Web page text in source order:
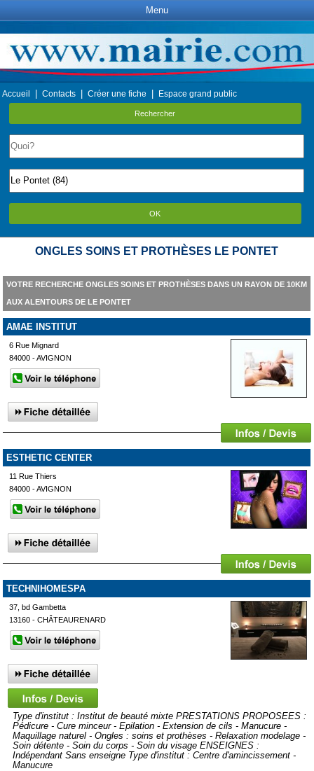
Menu
Accueil Contacts Créer une fiche Espace grand public
Rechercher
OK
ONGLES SOINS ET PROTHÈSES LE PONTET
VOTRE RECHERCHE ONGLES SOINS ET PROTHÈSES DANS UN RAYON DE 10KM
AUX ALENTOURS DE LE PONTET
AMAE INSTITUT
6 Rue Mignard
84000 - AVIGNON
ESTHETIC CENTER
11 Rue Thiers
84000 - AVIGNON
TECHNIHOMESPA
37, bd Gambetta
13160 - CHÂTEAURENARD
Type d'institut : Institut de beauté mixte PRESTATIONS PROPOSEES :
Pédicure - Cure minceur - Epilation - Extension de cils - Manucure -
Maquillage naturel - Ongles : soins et prothèses - Relaxation modelage -
Soin détente - Soin du corps - Soin du visage ENSEIGNES :
Indépendant Sans enseigne Type d'institut : Centre d'amincissement -
Manucure